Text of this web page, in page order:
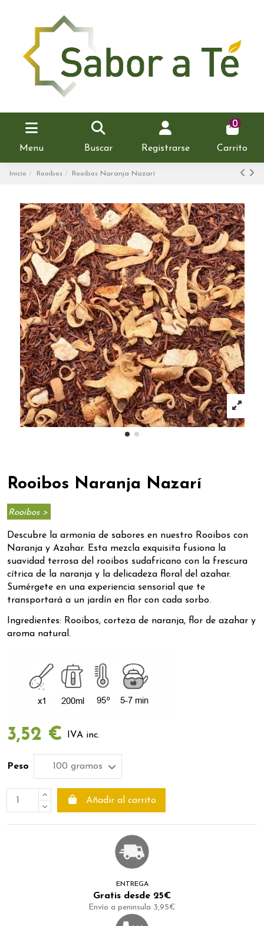
Menu Buscar Registrarse
0
Carrito
Inicio Rooibos Rooibos Naranja Nazarí
Rooibos Naranja Nazarí
Rooibos >
Descubre la armonía de sabores en nuestro Rooibos con
Naranja y Azahar. Esta mezcla exquisita fusiona la
suavidad terrosa del rooibos sudafricano con la frescura
cítrica de la naranja y la delicadeza floral del azahar.
Sumérgete en una experiencia sensorial que te
transportará a un jardín en flor con cada sorbo.
Ingredientes: Rooibos, corteza de naranja, flor de azahar y
aroma natural.
3,52 € IVA inc.
Peso
Añadir al carrito
ENTREGA
Gratis desde 25€
Envío a peninsula 3,95€